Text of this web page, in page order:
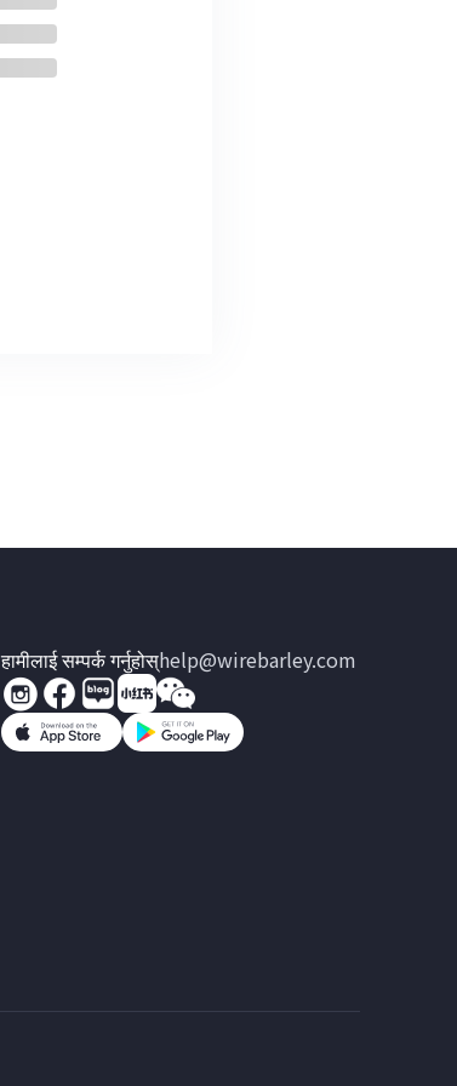
हामीलाई सम्पर्क गर्नुहोस्help@wirebarley.com